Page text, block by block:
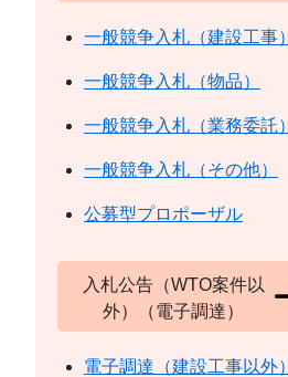
一般競争入札（建設工事）
一般競争入札（物品）
一般競争入札（業務委託）
一般競争入札（その他）
公募型プロポーザル
入札公告（WTO案件以
外）（電子調達）
電子調達（建設工事以外）